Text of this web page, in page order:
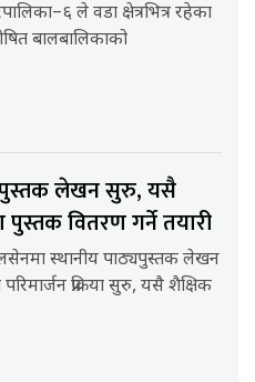
ले वडा क्षेत्रभित्र रहेका
बालबालिकाको
लेखन सुरु, यसै
पुस्तक वितरण गर्ने तयारी
स्थानीय पाठ्यपुस्तक लेखन
प्रक्रिया सुरु, यसै शैक्षिक